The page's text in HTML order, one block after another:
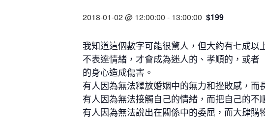
2018-01-02 @ 12:00:00 - 13:00:00 $199
我知道這個數字可能很驚人，但大約有七成
不表達情緒，才會成為迷人的、孝順的，或
的身心造成傷害。
有人因為無法釋放婚姻中的無力和挫敗感，而
有人因為無法接觸自己的情緒，而把自己的不
有人因為無法說出在關係中的委屈，而大肆購